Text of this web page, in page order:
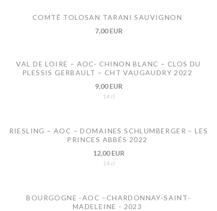
COMTÉ TOLOSAN TARANI SAUVIGNON
7,00 EUR
VAL DE LOIRE – AOC- CHINON BLANC – CLOS DU
PLESSIS GERBAULT – CHT VAUGAUDRY 2022
9,00 EUR
14 cl
RIESLING – AOC – DOMAINES SCHLUMBERGER – LES
PRINCES ABBÉS 2022
12,00 EUR
14 cl
BOURGOGNE -AOC –CHARDONNAY-SAINT-
MADELEINE - 2023